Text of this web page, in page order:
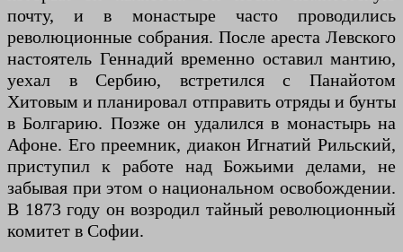
почту, и в монастыре часто проводились
революционные собрания. После ареста Левского
настоятель Геннадий временно оставил мантию,
уехал в Сербию, встретился с Панайотом
Хитовым и планировал отправить отряды и бунты
в Болгарию. Позже он удалился в монастырь на
Афоне. Его преемник, диакон Игнатий Рильский,
приступил к работе над Божьими делами, не
забывая при этом о национальном освобождении.
В 1873 году он возродил тайный революционный
комитет в Софии.